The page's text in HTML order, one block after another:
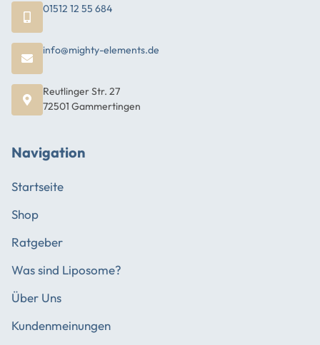
01512 12 55 684
info@mighty-elements.de
Reutlinger Str. 27
72501 Gammertingen
Navigation
Startseite
Shop
Ratgeber
Was sind Liposome?
Über Uns
Kundenmeinungen